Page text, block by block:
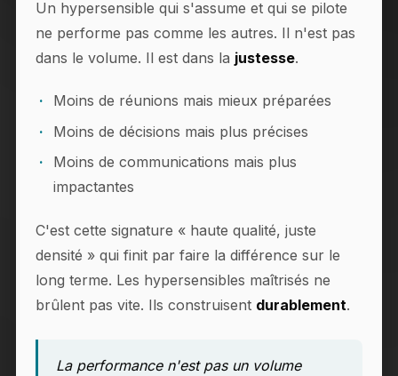
Un hypersensible qui s'assume et qui se pilote
ne performe pas comme les autres. Il n'est pas
dans le volume. Il est dans la justesse.
Moins de réunions mais mieux préparées
Moins de décisions mais plus précises
Moins de communications mais plus
impactantes
C'est cette signature « haute qualité, juste
densité » qui finit par faire la différence sur le
long terme. Les hypersensibles maîtrisés ne
brûlent pas vite. Ils construisent durablement.
La performance n'est pas un volume